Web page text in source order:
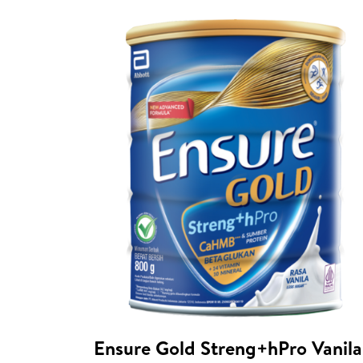
Ensure Gold Streng+hPro Vanila